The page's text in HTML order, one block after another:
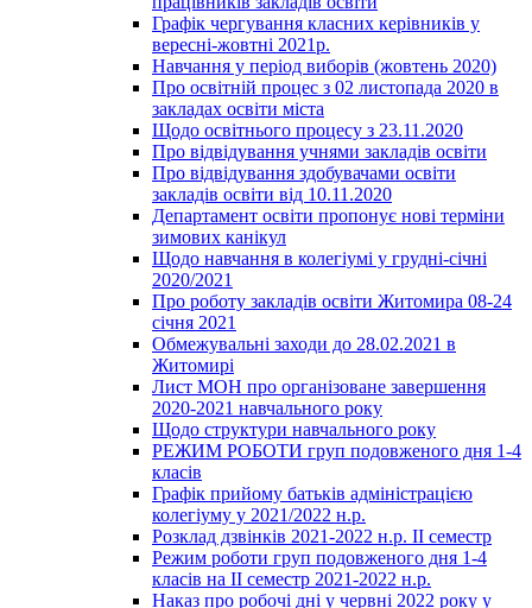
Графік чергування класних керівників у
вересні-жовтні 2021р.
Навчання у період виборів (жовтень 2020)
Про освітній процес з 02 листопада 2020 в
закладах освіти міста
Щодо освітнього процесу з 23.11.2020
Про відвідування учнями закладів освіти
Про відвідування здобувачами освіти
закладів освіти від 10.11.2020
Департамент освіти пропонує нові терміни
зимових канікул
Щодо навчання в колегіумі у грудні-січні
2020/2021
Про роботу закладів освіти Житомира 08-24
січня 2021
Обмежувальні заходи до 28.02.2021 в
Житомирі
Лист МОН про організоване завершення
2020-2021 навчального року
Щодо структури навчального року
РЕЖИМ РОБОТИ груп подовженого дня 1-4
класів
Графік прийому батьків адміністрацією
колегіуму у 2021/2022 н.р.
Розклад дзвінків 2021-2022 н.р. ІІ семестр
Режим роботи груп подовженого дня 1-4
класів на ІІ семестр 2021-2022 н.р.
Наказ про робочі дні у червні 2022 року у